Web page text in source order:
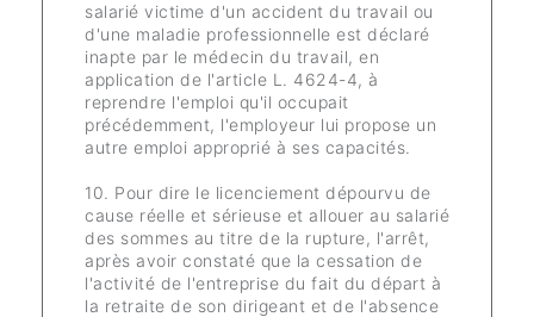
salarié victime d'un accident du travail ou
d'une maladie professionnelle est déclaré
inapte par le médecin du travail, en
application de l'article L. 4624-4, à
reprendre l'emploi qu'il occupait
précédemment, l'employeur lui propose un
autre emploi approprié à ses capacités.
10. Pour dire le licenciement dépourvu de
cause réelle et sérieuse et allouer au salarié
des sommes au titre de la rupture, l'arrêt,
après avoir constaté que la cessation de
l'activité de l'entreprise du fait du départ à
la retraite de son dirigeant et de l'absence